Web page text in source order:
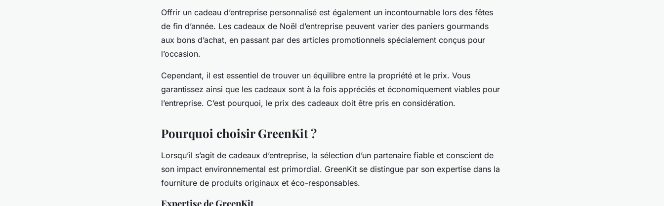
Offrir un cadeau d’entreprise personnalisé est également un incontournable lors des fêtes
de fin d’année. Les cadeaux de Noël d’entreprise peuvent varier des paniers gourmands
aux bons d’achat, en passant par des articles promotionnels spécialement conçus pour
l’occasion.
Cependant, il est essentiel de trouver un équilibre entre la propriété et le prix. Vous
garantissez ainsi que les cadeaux sont à la fois appréciés et économiquement viables pour
l’entreprise. C’est pourquoi, le prix des cadeaux doit être pris en considération.
Pourquoi choisir GreenKit ?
Lorsqu’il s’agit de cadeaux d’entreprise, la sélection d’un partenaire fiable et conscient de
son impact environnemental est primordial. GreenKit se distingue par son expertise dans la
fourniture de produits originaux et éco-responsables.
Expertise de GreenKit